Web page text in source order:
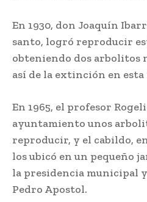
En 1930, don Joaquín
santo, logró reproducir
obteniendo dos arbolitos
así de la extinción en
En 1965, el profesor
ayuntamiento unos
reproducir, y el cabildo,
los ubicó en un pequeño
la presidencia municipal
Pedro Apostol.